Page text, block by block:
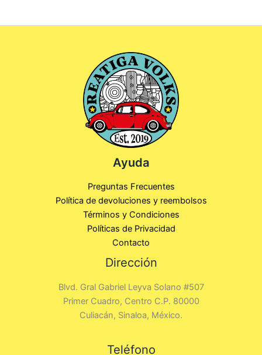
Ayuda
Preguntas Frecuentes
Política de devoluciones y reembolsos
Términos y Condiciones
Políticas de Privacidad
Contacto
Dirección
Blvd. Gral Gabriel Leyva Solano #507
Primer Cuadro, Centro C.P. 80000
Culiacán, Sinaloa, México.
Teléfono